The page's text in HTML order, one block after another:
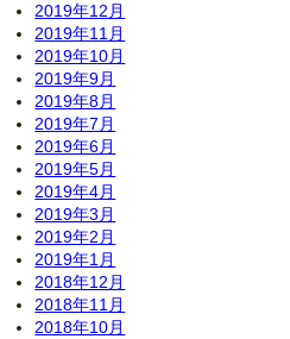
2019年12月
2019年11月
2019年10月
2019年9月
2019年8月
2019年7月
2019年6月
2019年5月
2019年4月
2019年3月
2019年2月
2019年1月
2018年12月
2018年11月
2018年10月